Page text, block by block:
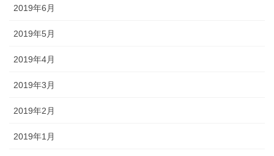
2019年6月
2019年5月
2019年4月
2019年3月
2019年2月
2019年1月